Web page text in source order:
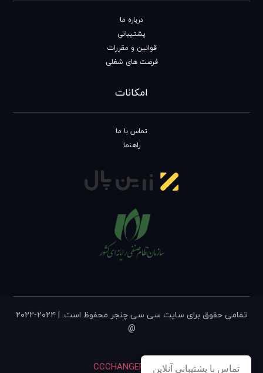
درباره ما
پشتیبانی
قوانین و مقررات
فرصت های شغلی
امکانات
تماس با ما
راهنما
تمامی حقوق برای سایت سی سی چنجر محفوظ است. | ۲۰۲۴-۲۰۲۲
@
CCCHANGER, v۹.۴۲تماس با پشتیبانی آنلاین